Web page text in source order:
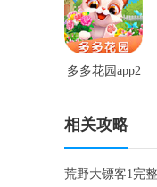
多多花园app2
相关攻略
荒野大镖客1完